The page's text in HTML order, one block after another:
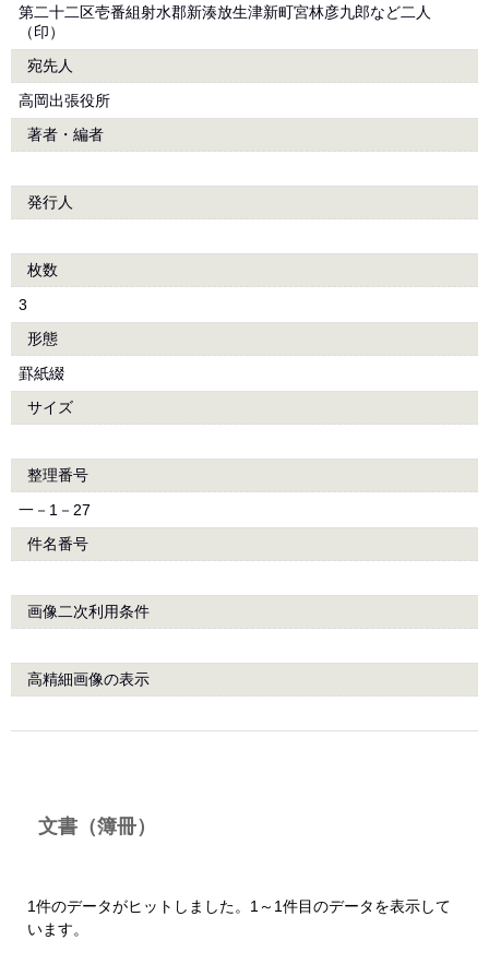
第二十二区壱番組射水郡新湊放生津新町宮林彦九郎など二人
（印）
宛先人
高岡出張役所
著者・編者
発行人
枚数
3
形態
罫紙綴
サイズ
整理番号
一－1－27
件名番号
画像二次利用条件
高精細画像の表示
文書（簿冊）
1件のデータがヒットしました。1～1件目のデータを表示して
います。